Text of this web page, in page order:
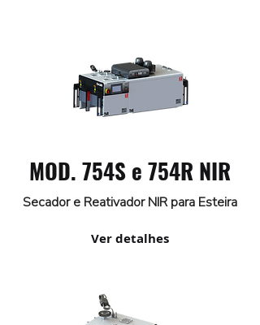
MOD. 754S e 754R NIR
Secador e Reativador NIR para Esteira
Ver detalhes